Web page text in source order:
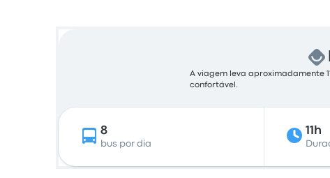
A viagem leva aproximadamente
confortável.
8
bus por dia
11h